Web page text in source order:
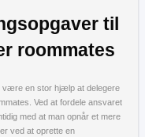
til
roommates
være en stor hjælp at delegere
Ved at fordele ansvaret
med at man opnår et mere
ved at oprette en